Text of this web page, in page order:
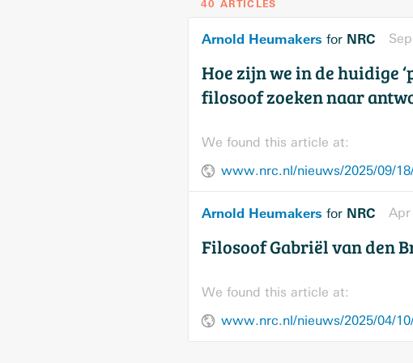
40 ARTICLES
Arnold Heumakers for NRC
Hoe zijn we in de huidige
filosoof zoeken naar
We found this article at:
Arnold Heumakers for NRC Apr
Filosoof Gabriël van den
We found this article at: